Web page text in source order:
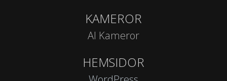
KAMEROR
AI Kameror
HEMSIDOR